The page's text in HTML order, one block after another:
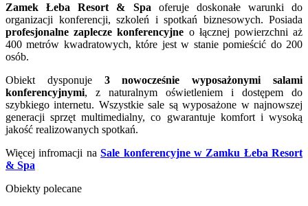
Zamek Łeba Resort & Spa oferuje doskonałe warunki do
organizacji konferencji, szkoleń i spotkań biznesowych. Posiada
profesjonalne zaplecze konferencyjne o łącznej powierzchni aż
400 metrów kwadratowych, które jest w stanie pomieścić do 200
osób.
Obiekt dysponuje 3 nowocześnie wyposażonymi salami
konferencyjnymi, z naturalnym oświetleniem i dostępem do
szybkiego internetu. Wszystkie sale są wyposażone w najnowszej
generacji sprzęt multimedialny, co gwarantuje komfort i wysoką
jakość realizowanych spotkań.
Więcej infromacji naSale konferencyjne w Zamku Łeba Resort
& Spa
Obiekty polecane